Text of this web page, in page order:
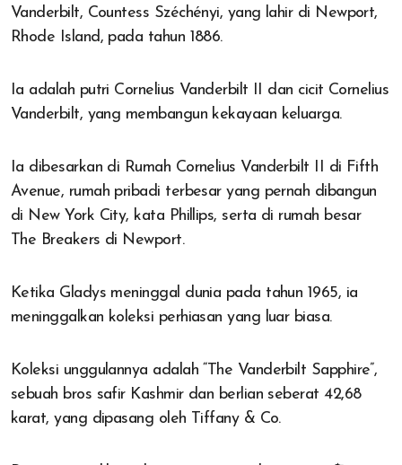
Vanderbilt, Countess Széchényi, yang lahir di Newport,
Rhode Island, pada tahun 1886.
Ia adalah putri Cornelius Vanderbilt II dan cicit Cornelius
Vanderbilt, yang membangun kekayaan keluarga.
Ia dibesarkan di Rumah Cornelius Vanderbilt II di Fifth
Avenue, rumah pribadi terbesar yang pernah dibangun
di New York City, kata Phillips, serta di rumah besar
The Breakers di Newport.
Ketika Gladys meninggal dunia pada tahun 1965, ia
meninggalkan koleksi perhiasan yang luar biasa.
Koleksi unggulannya adalah “The Vanderbilt Sapphire”,
sebuah bros safir Kashmir dan berlian seberat 42,68
karat, yang dipasang oleh Tiffany & Co.